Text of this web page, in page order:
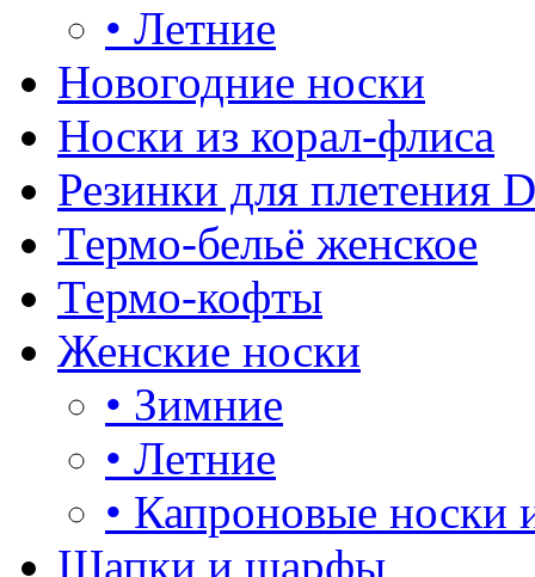
• Летние
Новогодние носки
Носки из корал-флиса
Резинки для плетения
Термо-бельё женское
Термо-кофты
Женские носки
• Зимние
• Летние
• Капроновые носки
Шапки и шарфы